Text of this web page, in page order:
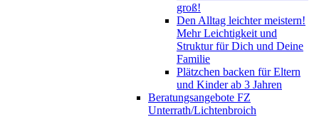
groß!
Den Alltag leichter meistern!
Mehr Leichtigkeit und
Struktur für Dich und Deine
Familie
Plätzchen backen für Eltern
und Kinder ab 3 Jahren
Beratungsangebote FZ
Unterrath/Lichtenbroich